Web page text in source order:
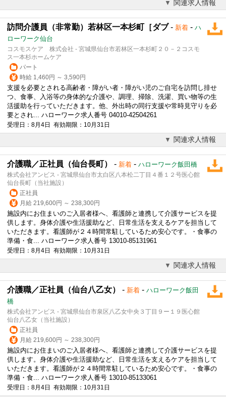
関連求人情報
訪問介護員（非常勤）若林区一本杉町［ダブ- 新着 - ハ
ローワーク仙台
コスモスケア 株式会社 - 宮城県仙台市若林区一本杉町２０－２コスモ
ス一本杉ホームケア
パート
時給 1,460円 ～ 3,590円
支援を必要とされる高齢者・障がい者・障がい児のご自宅を訪問し排せ
つ、食事、入浴等の身体的な介護や、調理、掃除、洗濯、買い物等の生
活援助を行っていただきます。他、外出時の同行支援や常時見守り を必
要とされ... ハローワーク求人番号 04010-42504261
受理日：8月4日 有効期限：10月31日
関連求人情報
介護職／正社員（仙台長町） - 新着 - ハローワーク飯田橋
株式会社アンビス - 宮城県仙台市太白区八本松二丁目４番１２号医心館
仙台長町（当社施設）
正社員
月給 219,600円 ～ 238,300円
施設内にお住まいのご入居者様へ、看護師と連携して介護サービスを提
供します。身体介護や生活援助など、日常生活を支えるケアを担当して
いただきます。看護師が２４時間常駐しているため安心です。・食事の
準備・食... ハローワーク求人番号 13010-85131961
受理日：8月4日 有効期限：10月31日
関連求人情報
介護職／正社員（仙台八乙女） - 新着 - ハローワーク飯田
橋
株式会社アンビス - 宮城県仙台市泉区八乙女中央３丁目９ー１９医心館
仙台八乙女（当社施設）
正社員
月給 219,600円 ～ 238,300円
施設内にお住まいのご入居者様へ、看護師と連携して介護サービスを提
供します。身体介護や生活援助など、日常生活を支えるケアを担当して
いただきます。看護師が２４時間常駐しているため安心です。・食事の
準備・食... ハローワーク求人番号 13010-85133061
受理日：8月4日 有効期限：10月31日